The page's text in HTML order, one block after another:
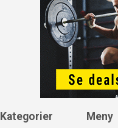
Kategorier Meny